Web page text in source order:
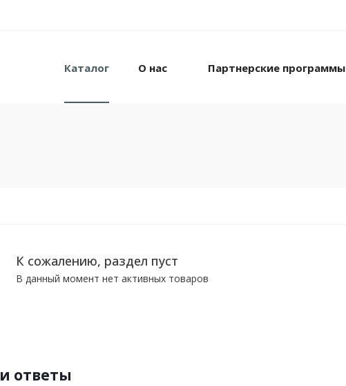
Каталог О нас Партнерские программы
К сожалению, раздел пуст
В данный момент нет активных товаров
ответы